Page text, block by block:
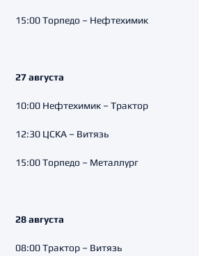
15:00 Торпедо – Нефтехимик
27 августа
10:00 Нефтехимик – Трактор
12:30 ЦСКА – Витязь
15:00 Торпедо – Металлург
28 августа
08:00 Трактор – Витязь